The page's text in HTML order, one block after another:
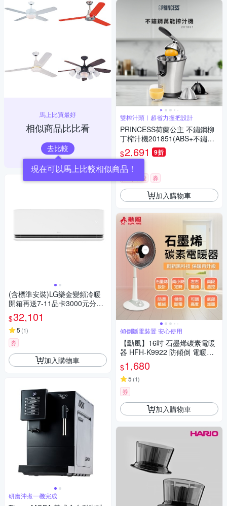
馬上比買最好
相似商品比比看
去比較
(含標準安裝)LG樂金變頻冷暖
開箱再送7-11品卡3000元分離
式冷氣4坪LSU28DHS-LSN28D
DHS
$32,101
5 (1)
券
加入購物車
研磨沖煮一機完成
雙榨汁頭｜超省力握把設計
PRINCESS荷蘭公主 不鏽鋼柳
丁榨汁機201851(ABS+不鏽鋼
榨汁頭)
$2,691 9折
限時下殺 券
加入購物車
傾倒斷電裝置 安心使用
【勳風】16吋 石墨烯碳素電暖
器 HFH-K9922 防傾倒 電暖器
電暖爐 2檔調溫 3秒速熱 定時
快速暖房對抗寒流
$1,680
5 (1)
券
加入購物車